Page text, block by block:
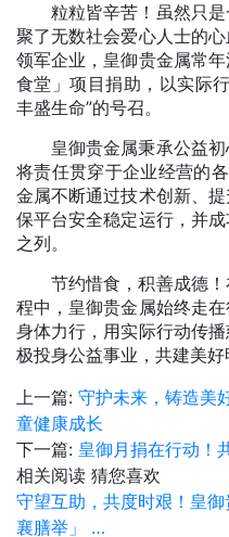
粒粒皆辛苦！虽然只
聚了无数社会爱心人士的
领军企业，皇御贵金属常
食堂」项目捐助，以实际
丰盛生命”的号召。
皇御贵金属秉承公益
将责任贯穿于企业经营的
金属不断通过技术创新、
保平台安全稳定运行，并
之列。
节约惜食，积善成德
程中，皇御贵金属始终走
身体力行，用实际行动传
极投身公益事业，共建美好
上一篇: 守护未来，铸造美
童健康成长
下一篇: 皇御月捐在行动！
相关阅读 猜您喜欢
守望互助，共度时艰！皇
襄膳举」 …